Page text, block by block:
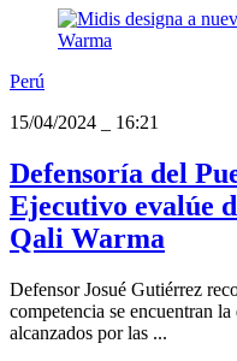
Perú
15/04/2024
16:21
Defensoría del
Ejecutivo evalúe
Qali Warma
Defensor Josué Gutiérrez
competencia se encuentran
alcanzados por las ...